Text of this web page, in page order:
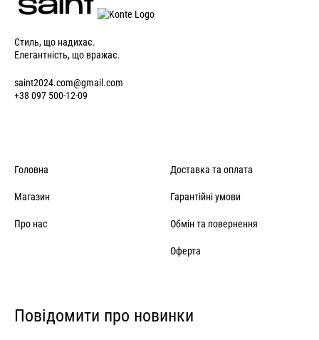
Стиль, що надихає.
Елегантність, що вражає.
saint2024.com@gmail.com
+38 097 500-12-09
Головна
Магазин
Про нас
Доставка та оплата
Гарантійні умови
Обмін та повернення
Оферта
Повідомити про новинки